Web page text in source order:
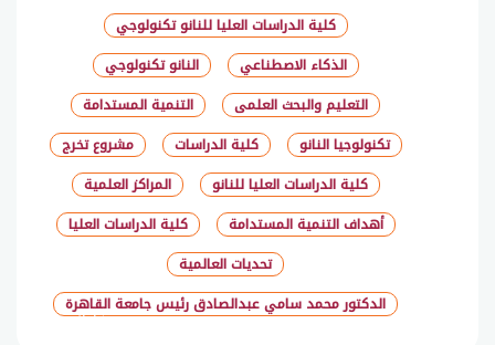
شارك
كلية الدراسات العليا للنانو تكنولوجي
الذكاء الاصطناعي
النانو تكنولوجي
التعليم والبحث العلمى
التنمية المستدامة
تكنولوجيا النانو
كلية الدراسات
مشروع تخرج
كلية الدراسات العليا للنانو
المراكز العلمية
أهداف التنمية المستدامة
كلية الدراسات العليا
تحديات العالمية
الدكتور محمد سامي عبدالصادق رئيس جامعة القاهرة